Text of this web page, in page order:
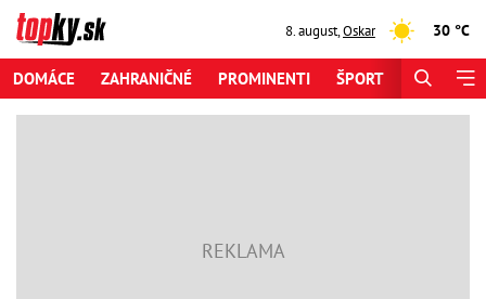
8. august,Oskar 30 °C
DOMÁCE ZAHRANIČNÉ PROMINENTI ŠPORT